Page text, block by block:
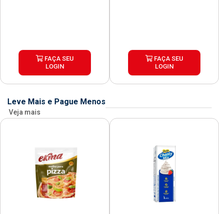
FAÇA SEU
LOGIN
FAÇA SEU
LOGIN
Leve Mais e Pague Menos
Veja mais